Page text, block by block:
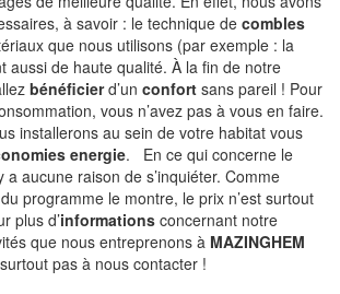
à savoir : le technique de combles
que nous utilisons (par exemple : la
aussi de haute qualité. À la fin de notre
bénéficierd’un confort sans pareil ! Pour
vous n’avez pas à vous en faire.
installerons au sein de votre habitat vous
energie. En ce qui concerne le
a aucune raison de s’inquiéter. Comme
programme le montre, le prix n’est surtout
plus d’informations concernant notre
que nous entreprenons à MAZINGHEM
pas à nous contacter !